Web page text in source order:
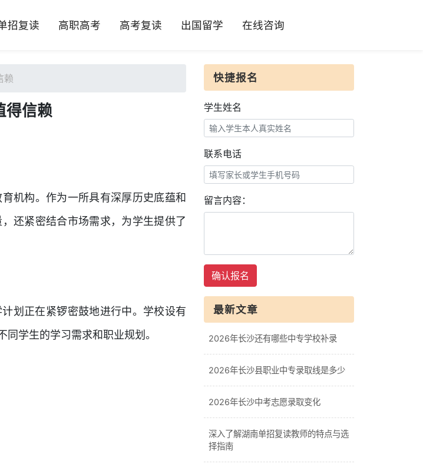
招复读 高职高考 高考复读 出国留学 在线咨询
赖
得信赖
机构。作为一所具有深厚历史底蕴和
还紧密结合市场需求，为学生提供了
划正在紧锣密鼓地进行中。学校设有
学生的学习需求和职业规划。
快捷报名
学生姓名
联系电话
留言内容：
确认报名
最新文章
2026年长沙还有哪些中专学校补录
2026年长沙县职业中专录取线是多少
2026年长沙中考志愿录取变化
深入了解湖南单招复读教师的特点与选
择指南